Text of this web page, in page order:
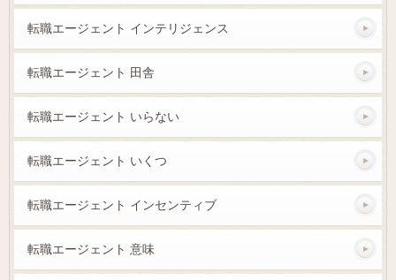
転職エージェント インテリジェンス
転職エージェント 田舎
転職エージェント いらない
転職エージェント いくつ
転職エージェント インセンティブ
転職エージェント 意味